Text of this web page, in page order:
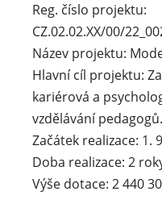
Reg. číslo projektu:
CZ.02.02.XX/00/
Název projektu:
Hlavní cíl projektu:
kariérová a
vzdělávání pedagogů.
Začátek realizace: 1.
Doba realizace: 2
Výše dotace: 2 440